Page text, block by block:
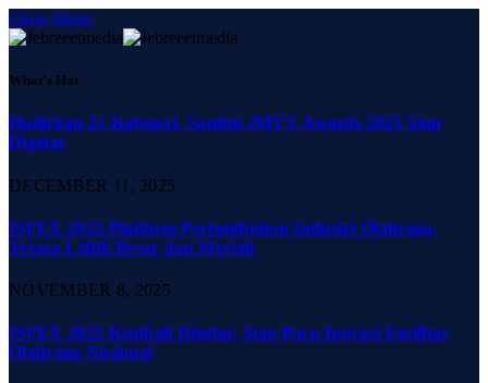
Close Menu
What's Hot
Hadirkan 21 Kategori, Santini JMTV Awards 2025 Siap
Digelar
DECEMBER 11, 2025
ISFEX 2025 Platform Pertumbuhan Industri Olahraga,
Terasa Lebih Besar dan Meriah
NOVEMBER 8, 2025
ISFEX 2025 Kembali Digelar, Siap Pacu Inovasi Fasilitas
Olahraga Nasional